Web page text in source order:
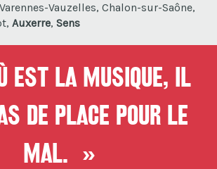
Vauzelles, Chalon-sur-Saône,
Auxerre, Sens
est la musique, il
de place pour le
mal. »